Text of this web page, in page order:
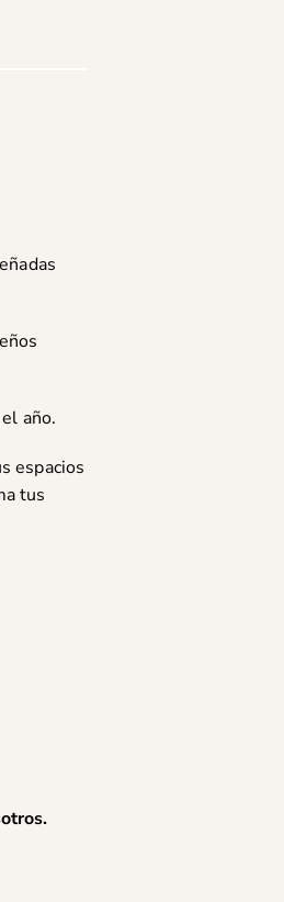
año.
espacios
tus
.